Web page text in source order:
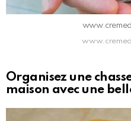
Organisez une
maison avec une